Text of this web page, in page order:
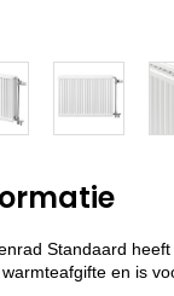
Standaard
en is